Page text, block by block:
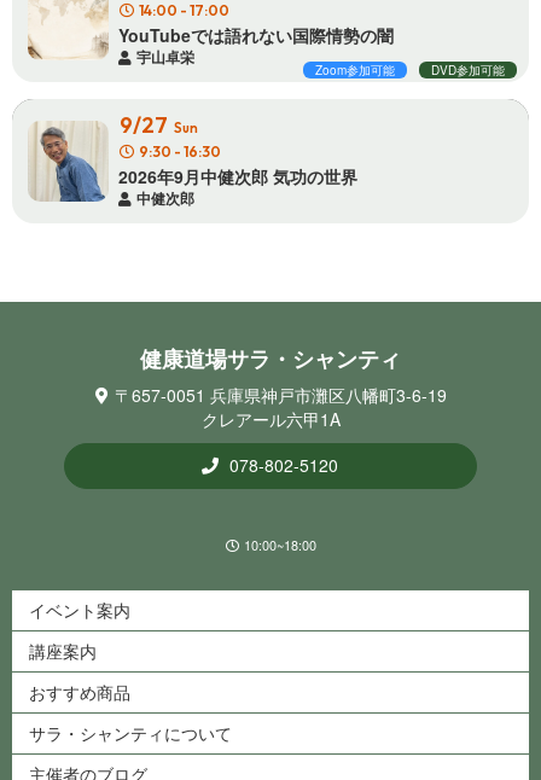
Zoom参加可能 DVD参加可能
14:00 - 17:00
YouTubeでは語れない国際 情 勢 の 闇
宇山卓栄
9/27 Sun
9:30 - 16:30
2026年9月中健次郎 気 功 の 世 界
中健次郎
健康道場サラ・シ ャ ン テ ィ
〒657-0051 兵庫県神戸市灘区八幡町3-6-19
クレアール六甲1A
078-802-5120
10:00~18:00
イベント案内
講座案内
おすすめ商品
サラ・シャンティについて
主催者のブログ